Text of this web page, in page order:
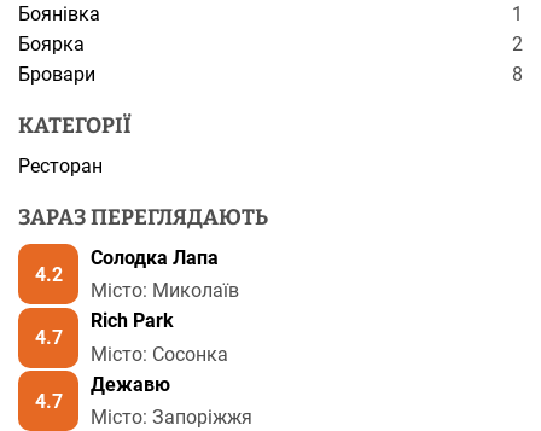
Боянівка
1
Боярка
2
Бровари
8
КАТЕГОРІЇ
Ресторан
ЗАРАЗ ПЕРЕГЛЯДАЮТЬ
4.2
Солодка Лапа
Місто: Миколаїв
4.7
Rich Park
Місто: Сосонка
4.7
Дежавю
Місто: Запоріжжя